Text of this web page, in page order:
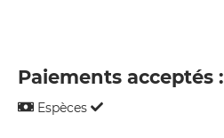
Paiements acceptés :
Espèces